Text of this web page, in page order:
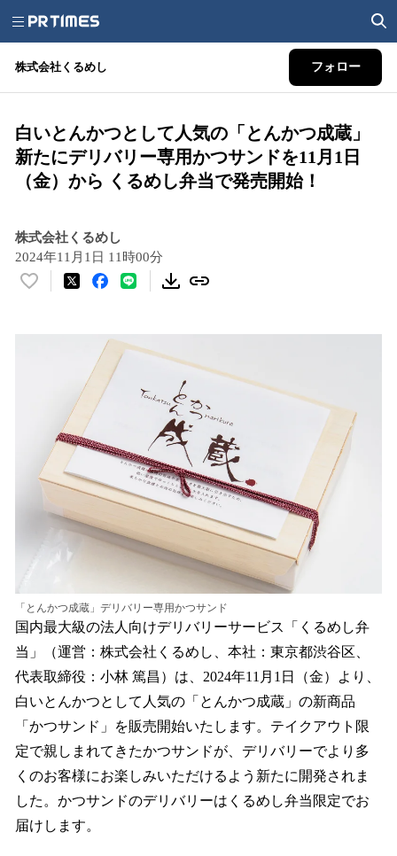
株式会社くるめし フォロー
白いとんかつとして人気の「とんかつ成蔵」
新たにデリバリー専用かつサンドを11月1日
（金）から くるめし弁当で発売開始！
株式会社くるめし
2024年11月1日 11時00分
い
中
「とんかつ成蔵」デリバリー専用かつサンド
国内最大級の法人向けデリバリーサービス「くるめし弁
当」（運営：株式会社くるめし、本社：東京都渋谷区、
代表取締役：小林 篤昌）は、2024年11月1日（金）より、
白いとんかつとして人気の「とんかつ成蔵」の新商品
「かつサンド」を販売開始いたします。テイクアウト限
定で親しまれてきたかつサンドが、デリバリーでより多
くのお客様にお楽しみいただけるよう新たに開発されま
した。かつサンドのデリバリーはくるめし弁当限定でお
届けします。